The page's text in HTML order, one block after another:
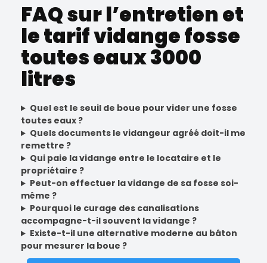
FAQ sur l’entretien et
le tarif vidange fosse
toutes eaux 3000
litres
Quel est le seuil de boue pour vider une fosse
toutes eaux ?
Quels documents le vidangeur agréé doit-il me
remettre ?
Qui paie la vidange entre le locataire et le
propriétaire ?
Peut-on effectuer la vidange de sa fosse soi-
même ?
Pourquoi le curage des canalisations
accompagne-t-il souvent la vidange ?
Existe-t-il une alternative moderne au bâton
pour mesurer la boue ?